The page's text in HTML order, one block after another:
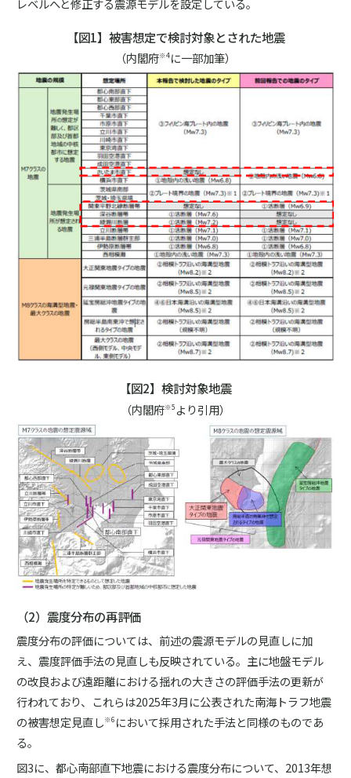
【図1】被害想定で検討対象とされた地震
（内閣府※4に一部加筆）
【図2】検討対象地震
（内閣府※5 より引用）
（2）震度分布の再評価
震度分布の評価については、前述の震源モデルの見直しに加
え、震度評価手法の見直しも反映されている。主に地盤モデル
の改良および遠距離における揺れの大きさの評価手法の更新が
行われており、これらは2025年3月に公表された南海トラフ地震
の被害想定見直し※6 において採用された手法と同様のものであ
る。
図3に、都心南部直下地震における震度分布について、2013年想